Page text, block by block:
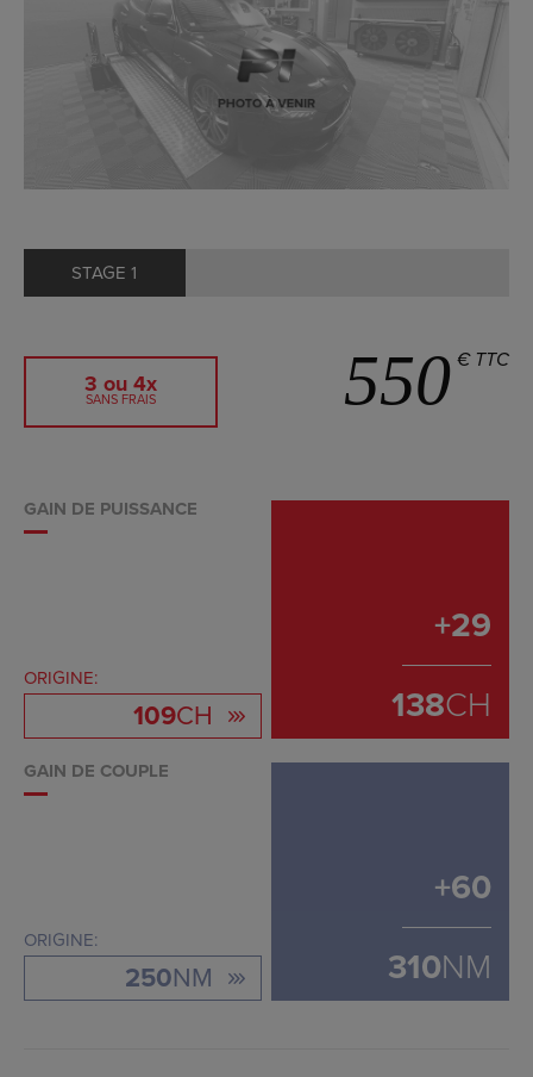
STAGE 1
3 ou 4x
SANS FRAIS 550 € TTC
GAIN DE PUISSANCE
ORIGINE:
109CH
+29
138CH
GAIN DE COUPLE
ORIGINE:
250NM
+60
310NM